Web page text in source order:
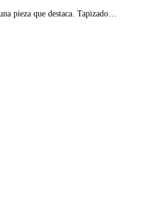
pieza que destaca. Tapizado…